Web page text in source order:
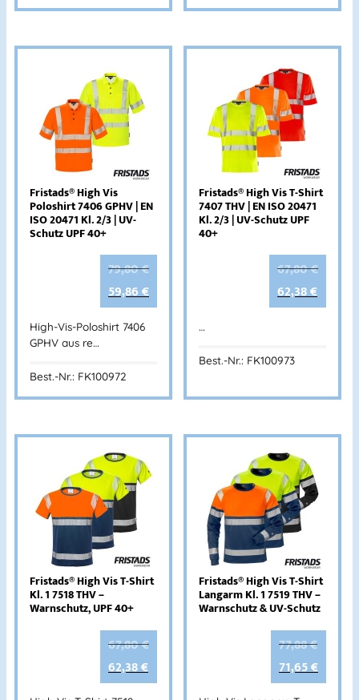
Fristads® High Vis
Poloshirt 7406 GPHV | EN
ISO 20471 Kl. 2/3 | UV-
Schutz UPF 40+
79,80€
59,86€
High-Vis-Poloshirt 7406
GPHV aus re…
Best.-Nr.: FK100972
Fristads® High Vis T-Shirt
7407 THV | EN ISO 20471
Kl. 2/3 | UV-Schutz UPF
40+
67,80€
62,38€
…
Best.-Nr.: FK100973
Fristads® High Vis T-Shirt
Kl. 1 7518 THV –
Warnschutz, UPF 40+
67,80€
62,38€
Fristads® High Vis T-Shirt
Langarm Kl. 1 7519 THV –
Warnschutz & UV-Schutz
77,88€
71,65€